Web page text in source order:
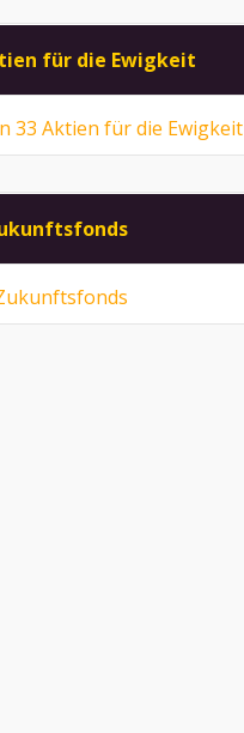
für die Ewigkeit
33 Aktien für die Ewigkeit